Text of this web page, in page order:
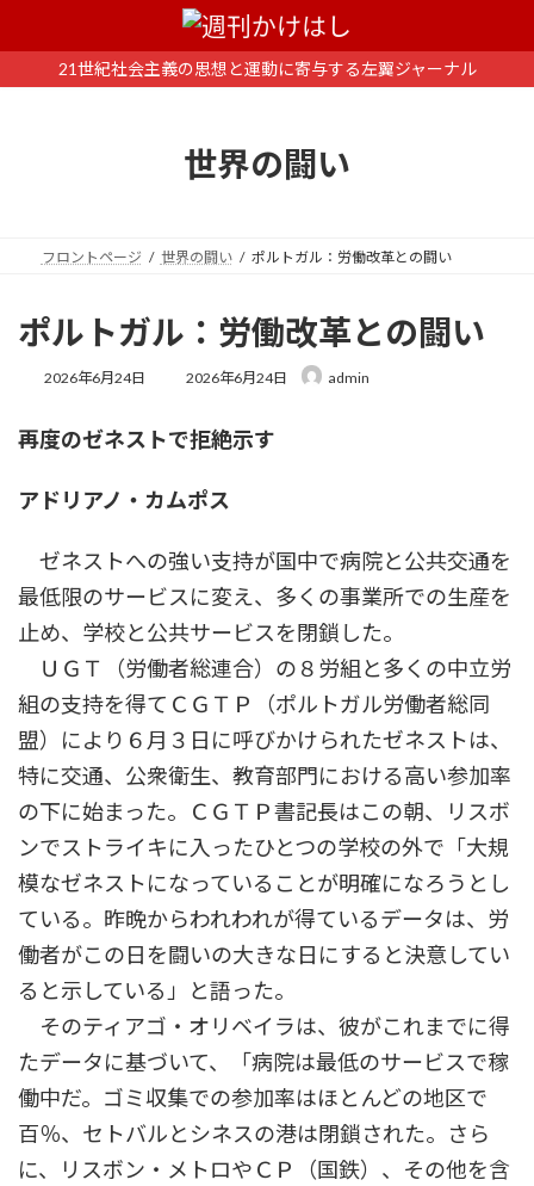
ン
ー
21世紀社会主義の思想と運動に寄与する左翼ジャーナル
世界の闘い
フロントページ 世界の闘い ポルトガル：労働改革との闘い
ポルトガル：労働改革との闘い
2026年6月24日
最
新
:
2026年6月24日 admin
再度のゼネストで拒絶示す
アドリアノ・カムポス
ゼネストへの強い支持が国中で病院と公共交通を
最低限のサービスに変え、多くの事業所での生産を
止め、学校と公共サービスを閉鎖した。
ＵＧＴ（労働者総連合）の８労組と多くの中立労
組の支持を得てＣＧＴＰ（ポルトガル労働者総同
盟）により６月３日に呼びかけられたゼネストは、
特に交通、公衆衛生、教育部門における高い参加率
の下に始まった。ＣＧＴＰ書記長はこの朝、リスボ
ンでストライキに入ったひとつの学校の外で「大規
模なゼネストになっていることが明確になろうとし
ている。昨晩からわれわれが得ているデータは、労
働者がこの日を闘いの大きな日にすると決意してい
ると示している」と語った。
そのティアゴ・オリベイラは、彼がこれまでに得
たデータに基づいて、「病院は最低のサービスで稼
働中だ。ゴミ収集での参加率はほとんどの地区で
百％、セトバルとシネスの港は閉鎖された。さら
に、リスボン・メトロやＣＰ（国鉄）、その他を含